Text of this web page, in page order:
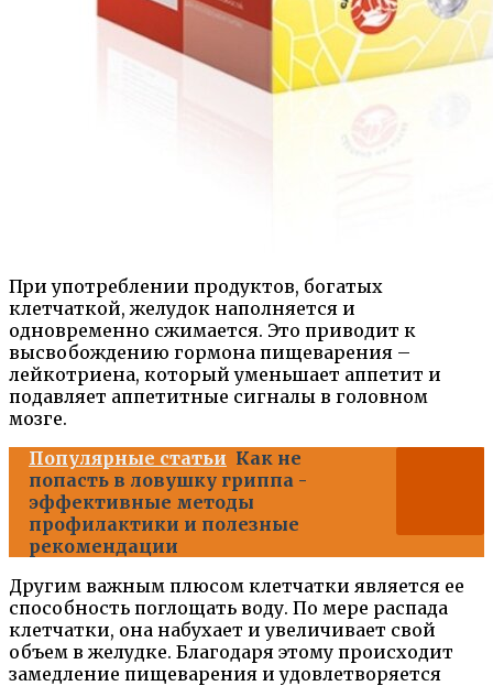
При употреблении продуктов, богатых
клетчаткой, желудок наполняется и
одновременно сжимается. Это приводит к
высвобождению гормона пищеварения –
лейкотриена, который уменьшает аппетит и
подавляет аппетитные сигналы в головном
мозге.
Популярные статьи Как не
попасть в ловушку гриппа -
эффективные методы
профилактики и полезные
рекомендации
Другим важным плюсом клетчатки является ее
способность поглощать воду. По мере распада
клетчатки, она набухает и увеличивает свой
объем в желудке. Благодаря этому происходит
замедление пищеварения и удовлетворяется